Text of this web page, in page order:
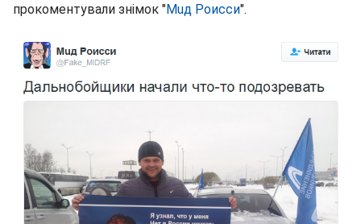
прокоментували знімок "Мuд Роисси".